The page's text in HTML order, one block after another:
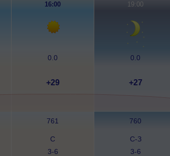
16:00 19:00
0.0 0.0
+29 +27
761 760
С
3-6
С-З
3-6